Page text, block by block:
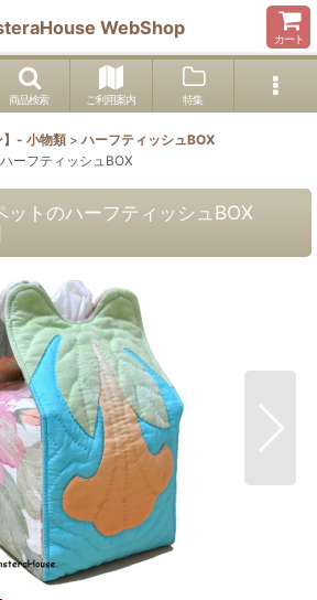
WebShop
カート
商品検索 ご利用案内 特集
】- 小物類 > ハーフティッシュBOX
ーフティッシュBOX
ットのハーフティッシュBOX